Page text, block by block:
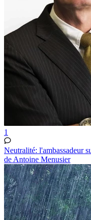
1
Neutralité: l'ambassadeur
de Antoine Menusier